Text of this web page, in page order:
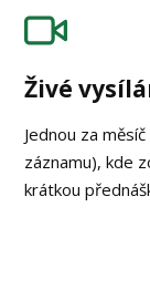
Živé
Jednou za
záznamu), kde
krátkou